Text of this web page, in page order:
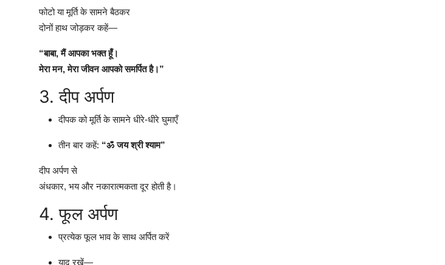
फोटो या मूर्ति के सामने बैठकर
दोनों हाथ जोड़कर कहें—
“बाबा, मैं आपका भक्त हूँ।
मेरा मन, मेरा जीवन आपको समर्पित है।”
3. दीप अर्पण
दीपक को मूर्ति के सामने धीरे-धीरे घुमाएँ
तीन बार कहें: “ॐ जय श्री श्याम”
दीप अर्पण से
अंधकार, भय और नकारात्मकता दूर होती है।
4. फूल अर्पण
प्रत्येक फूल भाव के साथ अर्पित करें
याद रखें—